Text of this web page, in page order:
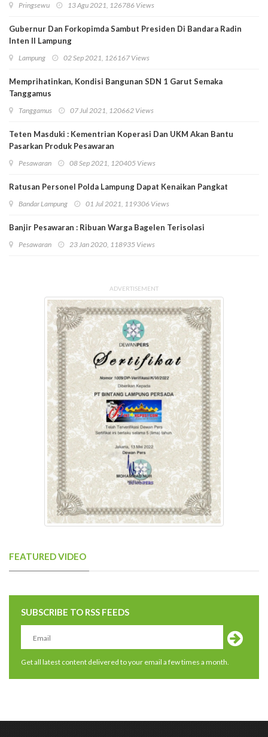
Pringsewu 13 Agu 2021, 126786 Views
Gubernur Dan Forkopimda Sambut Presiden Di Bandara Radin
Inten II Lampung
Lampung 02 Sep 2021, 126167 Views
Memprihatinkan, Kondisi Bangunan SDN 1 Garut Semaka
Tanggamus
Tanggamus 07 Jul 2021, 120662 Views
Teten Masduki : Kementrian Koperasi Dan UKM Akan Bantu
Pasarkan Produk Pesawaran
Pesawaran 08 Sep 2021, 120405 Views
Ratusan Personel Polda Lampung Dapat Kenaikan Pangkat
Bandar Lampung 01 Jul 2021, 119306 Views
Banjir Pesawaran : Ribuan Warga Bagelen Terisolasi
Pesawaran 23 Jan 2020, 118935 Views
ADVERTISEMENT
FEATURED VIDEO
SUBSCRIBE TO RSS FEEDS
Get all latest content delivered to your email a few times a month.